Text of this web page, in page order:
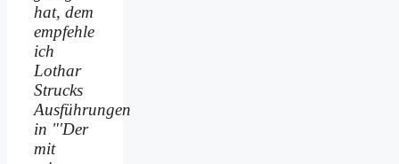
hat, dem
empfehle
ich
Lothar
Strucks
Ausführungen
in "'Der
mit